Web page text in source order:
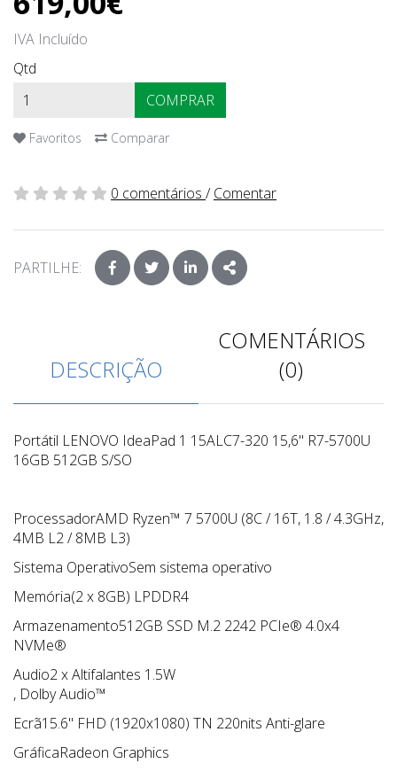
IVA Incluído
Qtd
COMPRAR
Favoritos Comparar
0 comentários /Comentar
PARTILHE: FACEBOOK
TWITTERLINKEDINSHARE
DESCRIÇÃO
COMENTÁRIOS
(0)
Portátil LENOVO IdeaPad 1 15ALC7-320 15,6" R7-5700U
16GB 512GB S/SO
ProcessadorAMD Ryzen™ 7 5700U (8C / 16T, 1.8 / 4.3GHz,
4MB L2 / 8MB L3)
Sistema OperativoSem sistema operativo
Memória(2 x 8GB) LPDDR4
Armazenamento512GB SSD M.2 2242 PCIe® 4.0x4
NVMe®
Audio2 x Altifalantes 1.5W
, Dolby Audio™
Ecrã15.6" FHD (1920x1080) TN 220nits Anti-glare
GráficaRadeon Graphics